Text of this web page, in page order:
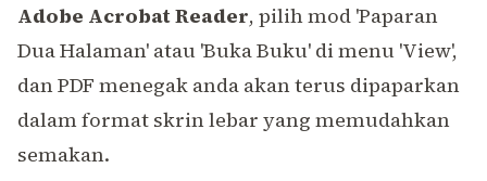
Adobe Acrobat Reader, pilih mod 'Paparan
Dua Halaman' atau 'Buka Buku' di menu 'View',
dan PDF menegak anda akan terus dipaparkan
dalam format skrin lebar yang memudahkan
semakan.